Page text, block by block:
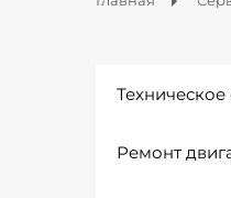
Ремонт